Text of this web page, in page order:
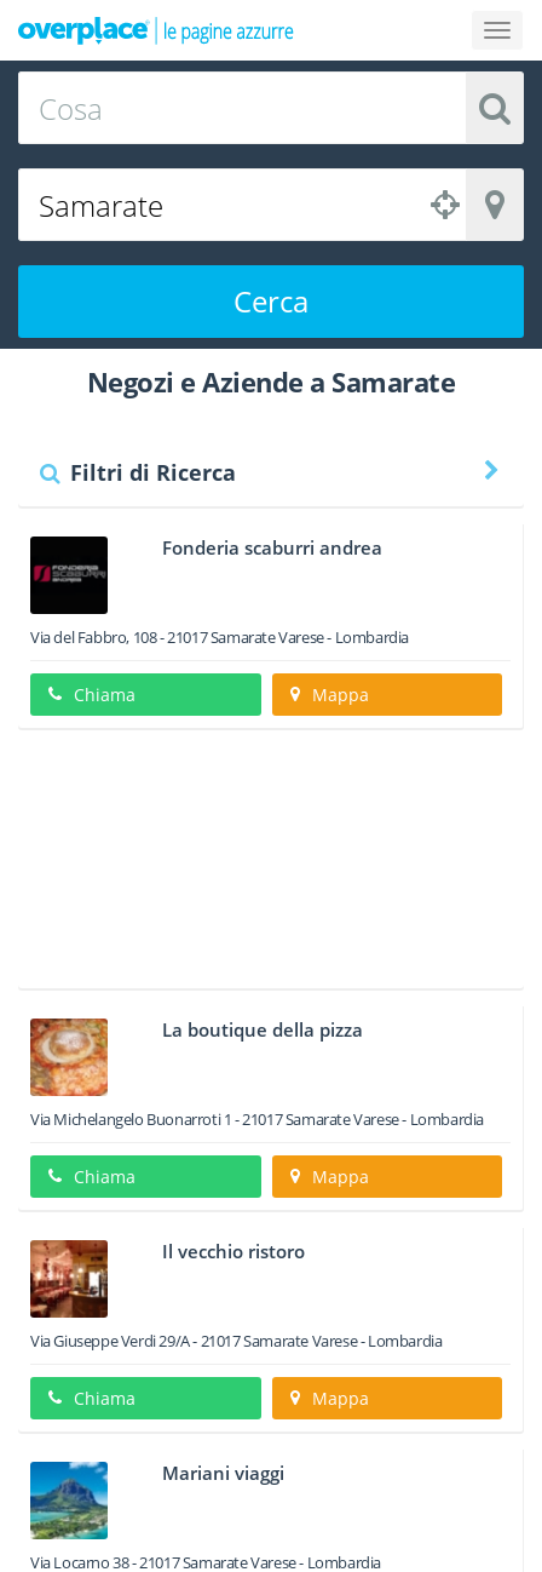
Cerca
Negozi e Aziende a Samarate
Filtri di Ricerca
Fonderia scaburri andrea
Via del Fabbro, 108-21017SamarateVarese - Lombardia
Chiama Mappa
La boutique della pizza
Via Michelangelo Buonarroti 1 -21017SamarateVarese - Lombardia
Chiama Mappa
Il vecchio ristoro
Via Giuseppe Verdi 29/A-21017SamarateVarese -Lombardia
Chiama Mappa
Mariani viaggi
Via Locarno 38-21017SamarateVarese - Lombardia